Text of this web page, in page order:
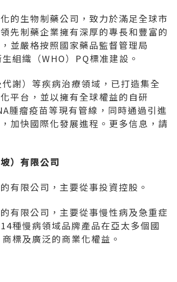
的生物制藥公司，致力於滿足全球市
先制藥企業擁有深厚的專長和豐富的
並嚴格按照國家藥品監督管理局
組織（WHO）PQ標准建設。
謝）等疾病治療領域，已打造集全
平台，並以擁有全球權益的自研
腫瘤疫苗等現有管線，同時通過引進
加快國際化發展進程。更多信息，請
）有限公司
有限公司，主要從事投資控股。
有限公司，主要從事慢性病及急重症
種慢病領域品牌產品在亞太多個國
標及廣泛的商業化權益。